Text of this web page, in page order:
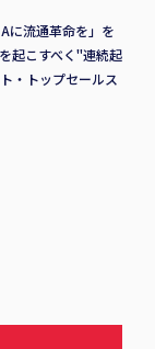
に流通革命を」を
起こすべく"連続起
・トップセールス